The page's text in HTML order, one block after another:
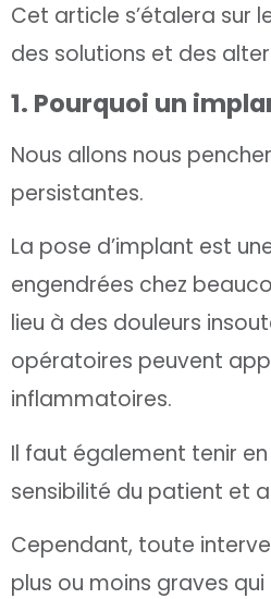
Cet article s’étalera sur
des solutions et des
1. Pourquoi un
Nous allons nous
persistantes.
La pose d’implant est
engendrées chez
lieu à des douleurs
opératoires peuvent
inflammatoires.
Il faut également tenir
sensibilité du patient et
Cependant, toute
plus ou moins graves